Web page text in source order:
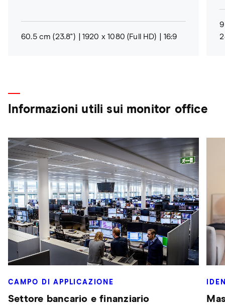
60.5 cm (23.8") 1920 x 1080 (Full HD) 16:9
Informazioni utili sui monitor office
CAMPO DI APPLICAZIONE
Settore bancario e finanziario